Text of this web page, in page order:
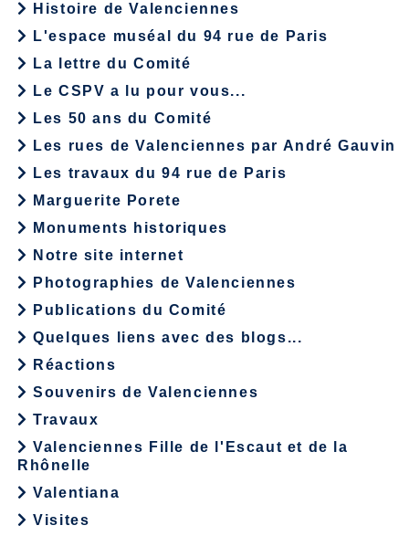
Histoire de Valenciennes
L'espace muséal du 94 rue de Paris
La lettre du Comité
Le CSPV a lu pour vous...
Les 50 ans du Comité
Les rues de Valenciennes par André Gauvin
Les travaux du 94 rue de Paris
Marguerite Porete
Monuments historiques
Notre site internet
Photographies de Valenciennes
Publications du Comité
Quelques liens avec des blogs...
Réactions
Souvenirs de Valenciennes
Travaux
Valenciennes Fille de l'Escaut et de la
Rhônelle
Valentiana
Visites